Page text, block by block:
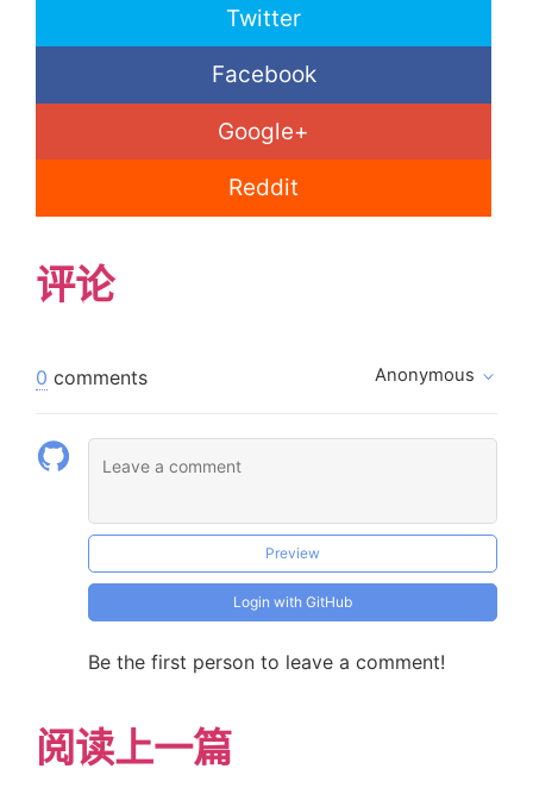
        movq    $9, %r9
        cmpq    %r9, %r8
        setle   %r9b
        andq    $255,%r9
        movq    x(%rip), %r8
        call    printint
        movq    $7, %r8
        cmpq    %r9, %r8
        setne   %r9b
        movq    x(%rip), %r8
        call    printint
        movq    $7, %r8
        cmpq    %r9, %r8
        sete    %r9b
        andq    $255,%r9
        movq    %r9, x(%rip)
        movq    %r8, %rdi
        movq    $7, %r9
        cmpq    %r9, %r8
Twitter
Facebook
Google+
Reddit
评论
0 comments Anonymous
Preview
Login with GitHub
Be the first person to leave a comment!
阅读上一篇